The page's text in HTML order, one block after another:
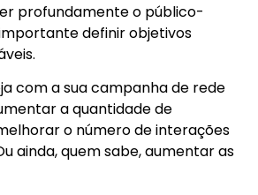
profundamente o público-
definir objetivos
com a sua campanha de rede
a quantidade de
o número de interações
ainda, quem sabe, aumentar as